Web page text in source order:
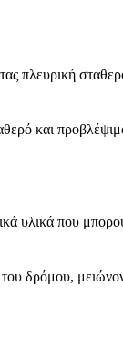
πλευρική
και
υλικά που
δρόμου,